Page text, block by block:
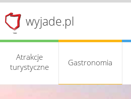
wyjade.pl
Atrakcje
turystyczne
Gastronomia